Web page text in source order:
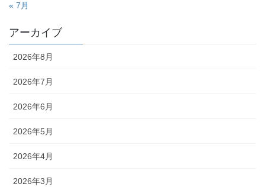
« 7月
アーカイブ
2026年8月
2026年7月
2026年6月
2026年5月
2026年4月
2026年3月